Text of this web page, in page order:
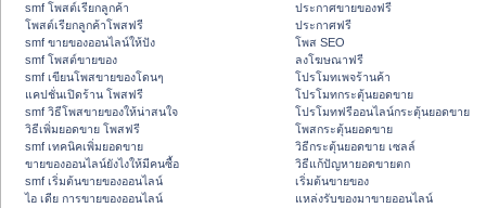
smf โพสต์เรียกลูกค้า
โพสต์เรียกลูกค้าโพสฟรี
smf ขายของออนไลน์ให้ปัง
smf โพสต์ขายของ
smf เขียนโพสขายของโดนๆ
แคปชั่นเปิดร้าน โพสฟรี
smf วิธีโพสขายของให้น่าสนใจ
วิธีเพิ่มยอดขาย โพสฟรี
smf เทคนิคเพิ่มยอดขาย
ขายของออนไลน์ยังไงให้มีคนซื้อ
smf เริ่มต้นขายของออนไลน์
ไอ เดีย การขายของออนไลน์
ประกาศขายของฟรี
ประกาศฟรี
โพส SEO
ลงโฆษณาฟรี
โปรโมทเพจร้านค้า
โปรโมทกระตุ้นยอดขาย
โปรโมทฟรีออนไลน์กระตุ้นยอดขาย
โพสกระตุ้นยอดขาย
วิธีกระตุ้นยอดขาย เซลล์
วิธีแก้ปัญหายอดขายตก
เริ่มต้นขายของ
แหล่งรับของมาขายออนไลน์